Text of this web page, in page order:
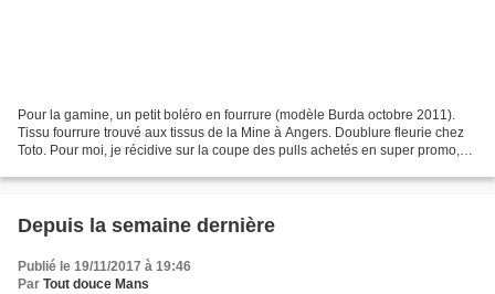
Pour la gamine, un petit boléro en fourrure (modèle Burda octobre 2011).
Tissu fourrure trouvé aux tissus de la Mine à Angers. Doublure fleurie chez
Toto. Pour moi, je récidive sur la coupe des pulls achetés en super promo,
Depuis la semaine dernière
Publié le 19/11/2017 à 19:46
Par Tout douce Mans